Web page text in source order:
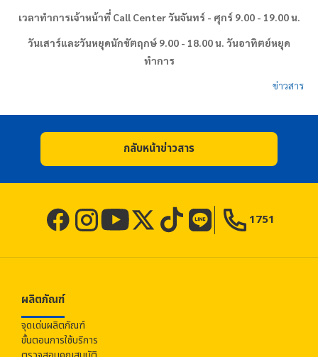
เวลาทำการเจ้าหน้าที่Call Center วันจันทร์ - ศุกร์ 9.00 - 19.00 น.
วันเสาร์และวันหยุดนักขัตฤกษ์ 9.00 - 18.00 น. วันอาทิตย์หยุด
ทำการ
ข่าวสาร
กลับหน้าข่าวสาร
1751
ผลิตภัณฑ์
จุดเด่นผลิตภัณฑ์
ขั้นตอนการใช้บริการ